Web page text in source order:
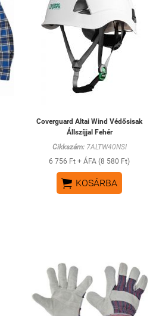
Coverguard Altai Wind Védősisak
Állszíjjal Fehér
Cikkszám:7ALTW40NSI
6 756 Ft + ÁFA (8 580 Ft)
 KOSÁRBA